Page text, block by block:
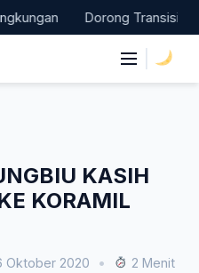
Dorong Transisi Energi
KASIH
KORAMIL
Oktober 2020 •
2 Menit